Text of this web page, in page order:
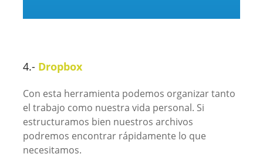
4.- Dropbox
Con esta herramienta podemos organizar tanto
el trabajo como nuestra vida personal. Si
estructuramos bien nuestros archivos
podremos encontrar rápidamente lo que
necesitamos.